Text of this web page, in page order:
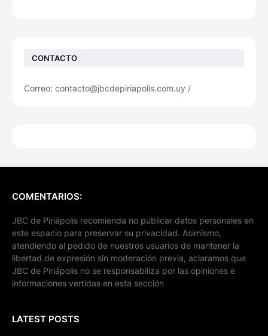
CONTACTO
Correo: contacto@jbcdepiriapolis.com.uy /
COMENTARIOS:
JBC de Piriápolis recomienda no publicar datos personales en
este espacio para preservar su privacidad. Asimismo,
atendiendo al pedido de nuestros usuarios de mantener la
libertad de expresión sin moderación previa, aclaramos que
JBC de Piriápolis no se responsabiliza por las opiniones e
informaciones vertidas en esta sección
LATEST POSTS